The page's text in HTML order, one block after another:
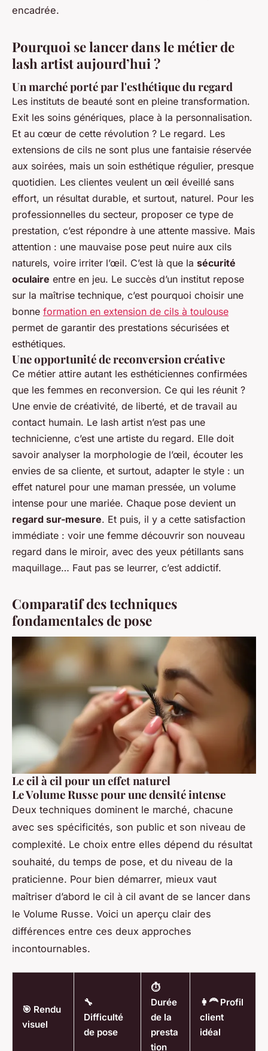
encadrée.
Pourquoi se lancer dans le métier de
lash artist aujourd’hui ?
Un marché porté par l'esthétique du regard
Les instituts de beauté sont en pleine transformation.
Exit les soins génériques, place à la personnalisation.
Et au cœur de cette révolution ? Le regard. Les
extensions de cils ne sont plus une fantaisie réservée
aux soirées, mais un soin esthétique régulier, presque
quotidien. Les clientes veulent un œil éveillé sans
effort, un résultat durable, et surtout, naturel. Pour les
professionnelles du secteur, proposer ce type de
prestation, c’est répondre à une attente massive. Mais
attention : une mauvaise pose peut nuire aux cils
naturels, voire irriter l’œil. C’est là que la sécurité
oculaire entre en jeu. Le succès d’un institut repose
sur la maîtrise technique, c’est pourquoi choisir une
bonne formation en extension de cils à toulouse
permet de garantir des prestations sécurisées et
esthétiques.
Une opportunité de reconversion créative
Ce métier attire autant les esthéticiennes confirmées
que les femmes en reconversion. Ce qui les réunit ?
Une envie de créativité, de liberté, et de travail au
contact humain. Le lash artist n’est pas une
technicienne, c’est une artiste du regard. Elle doit
savoir analyser la morphologie de l’œil, écouter les
envies de sa cliente, et surtout, adapter le style : un
effet naturel pour une maman pressée, un volume
intense pour une mariée. Chaque pose devient un
regard sur-mesure. Et puis, il y a cette satisfaction
immédiate : voir une femme découvrir son nouveau
regard dans le miroir, avec des yeux pétillants sans
maquillage… Faut pas se leurrer, c’est addictif.
Comparatif des techniques
fondamentales de pose
Le cil à cil pour un effet naturel
Le Volume Russe pour une densité intense
Deux techniques dominent le marché, chacune
avec ses spécificités, son public et son niveau de
complexité. Le choix entre elles dépend du résultat
souhaité, du temps de pose, et du niveau de la
praticienne. Pour bien démarrer, mieux vaut
maîtriser d’abord le cil à cil avant de se lancer dans
le Volume Russe. Voici un aperçu clair des
différences entre ces deux approches
incontournables.
🎯 Rendu
visuel
🔧
Difficulté
de pose
⏱️
Durée
de la
presta
tion
👩‍🦰 Profil
client
idéal